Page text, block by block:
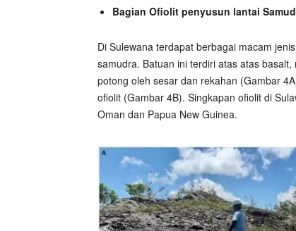
Bagian Ofiolit penyusun lantai
Di Sulewana terdapat berbagai macam
samudra. Batuan ini terdiri atas atas
potong oleh sesar dan rekahan (Gambar
ofiolit (Gambar 4B). Singkapan ofiolit di
Oman dan Papua New Guinea.